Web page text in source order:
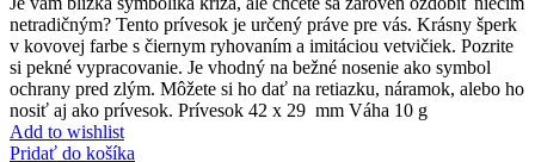
netradičným? Tento prívesok je určený práve pre vás. Krásny šperk
v kovovej farbe s čiernym ryhovaním a imitáciou vetvičiek. Pozrite
si pekné vypracovanie. Je vhodný na bežné nosenie ako symbol
ochrany pred zlým. Môžete si ho dať na retiazku, náramok, alebo ho
nosiť aj ako prívesok. Prívesok 42 x 29 mm Váha 10 g
Add to wishlist
Pridať do košíka